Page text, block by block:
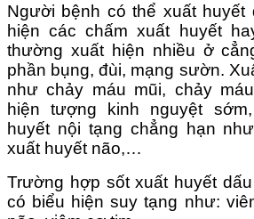
Người bệnh có thể xuất
hiện các chấm xuất huyết
thường xuất hiện nhiều ở
phần bụng, đùi, mạng sườn.
như chảy máu mũi, chảy
hiện tượng kinh nguyệt
huyết nội tạng chẳng hạn
xuất huyết não,…
Trường hợp sốt xuất huyết
có biểu hiện suy tạng như: